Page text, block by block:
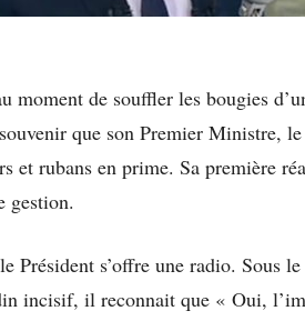
moment de souffler les bougies
que son Premier Ministre,
et rubans en prime. Sa première
gestion.
Président s’offre une radio. Sous
incisif, il reconnait que « Oui,